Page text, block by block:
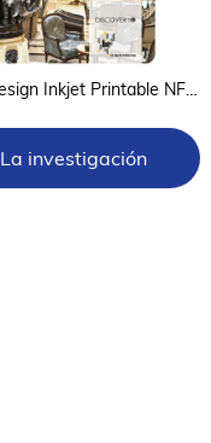
Free Design Inkjet Printable NFC Key Tag with NTAG 213/215/216 (en inglés)
La investigación